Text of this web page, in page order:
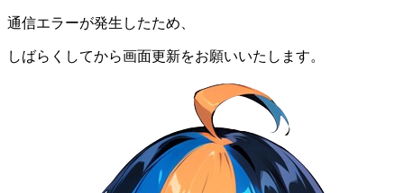
通信エラーが発生したため、
しばらくしてから画面更新をお願いいたします。